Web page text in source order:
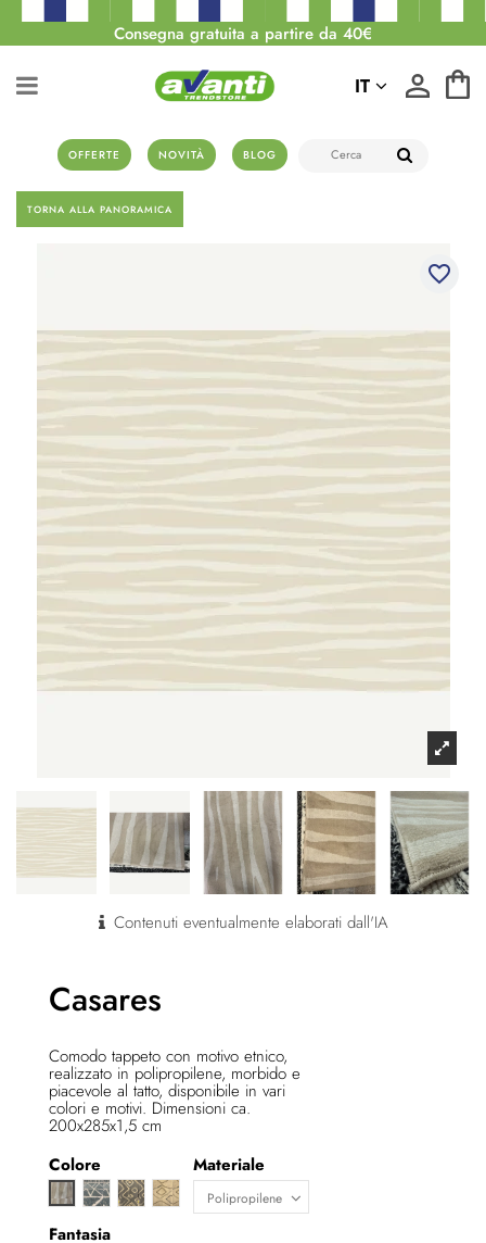
Consegna gratuita a partire da 40€
OFFERTE NOVITÀ BLOG
IT
TORNA ALLA PANORAMICA
favorite_border
Contenuti eventualmente elaborati dall'IA
Casares
Comodo tappeto con motivo etnico,
realizzato in polipropilene, morbido e
piacevole al tatto, disponibile in vari
colori e motivi. Dimensioni ca.
200x285x1,5 cm
Colore
Baige/Sabbia
Nero/Baige
Baige/NeroMarrone/Sabbia
Materiale
Fantasia